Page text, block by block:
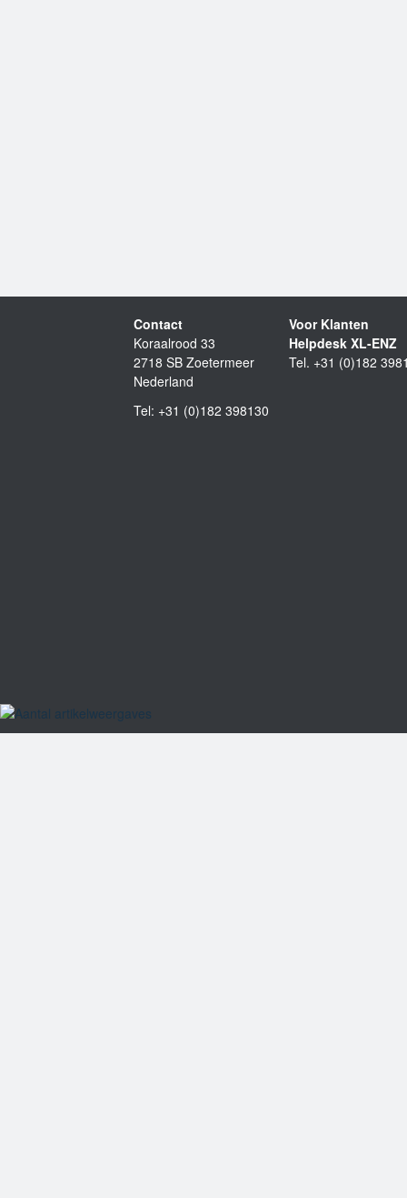
Contact
Koraalrood 33
2718 SB Zoetermeer
Nederland
Tel: +31 (0)182 398130
Voor Klanten
Helpdesk XL-ENZ
Tel. +31 (0)182